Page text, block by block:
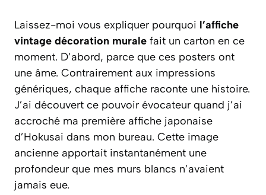
Laissez-moi vous expliquer pourquoi l’affiche
vintage décoration murale fait un carton en ce
moment. D’abord, parce que ces posters ont
une âme. Contrairement aux impressions
génériques, chaque affiche raconte une histoire.
J’ai découvert ce pouvoir évocateur quand j’ai
accroché ma première affiche japonaise
d’Hokusai dans mon bureau. Cette image
ancienne apportait instantanément une
profondeur que mes murs blancs n’avaient
jamais eue.